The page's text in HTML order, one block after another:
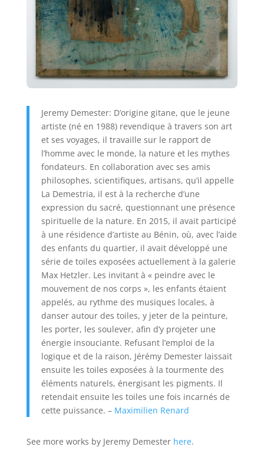
Jeremy Demester: D’origine gitane, que le jeune
artiste (né en 1988) revendique à travers son art
et ses voyages, il travaille sur le rapport de
l’homme avec le monde, la nature et les mythes
fondateurs. En collaboration avec ses amis
philosophes, scientifiques, artisans, qu’il appelle
La Demestria, il est à la recherche d’une
expression du sacré, questionnant une présence
spirituelle de la nature. En 2015, il avait participé
à une résidence d’artiste au Bénin, où, avec l’aide
des enfants du quartier, il avait développé une
série de toiles exposées actuellement à la galerie
Max Hetzler. Les invitant à « peindre avec le
mouvement de nos corps », les enfants étaient
appelés, au rythme des musiques locales, à
danser autour des toiles, y jeter de la peinture,
les porter, les soulever, afin d’y projeter une
énergie insouciante. Refusant l’emploi de la
logique et de la raison, Jérémy Demester laissait
ensuite les toiles exposées à la tourmente des
éléments naturels, énergisant les pigments. Il
retendait ensuite les toiles une fois incarnés de
cette puissance. – Maximilien Renard
See more works by Jeremy Demester here.